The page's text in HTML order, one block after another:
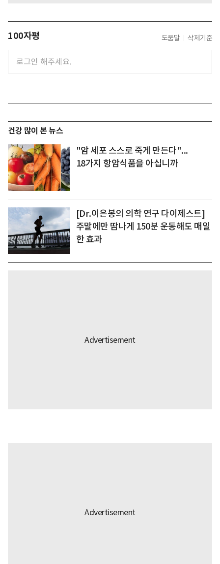
100자평 도움말 삭제기준
건강 많이 본 뉴스
"암 세포 스스로 죽게 만든다"...
18가지 항암식품을 아십니까
[Dr.이은봉의 의학 연구 다이제스트]
주말에만 땀나게 150분 운동해도 매일
한 효과